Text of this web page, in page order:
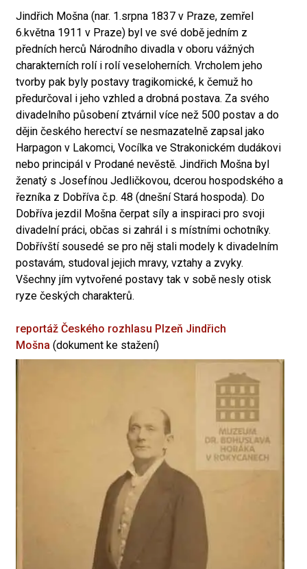
Jindřich Mošna (nar. 1.srpna 1837 v Praze, zemřel
6.května 1911 v Praze) byl ve své době jedním z
předních herců Národního divadla v oboru vážných
charakterních rolí i rolí veseloherních. Vrcholem jeho
tvorby pak byly postavy tragikomické, k čemuž ho
předurčoval i jeho vzhled a drobná postava. Za svého
divadelního působení ztvárnil více než 500 postav a do
dějin českého herectví se nesmazatelně zapsal jako
Harpagon v Lakomci, Vocílka ve Strakonickém dudákovi
nebo principál v Prodané nevěstě. Jindřich Mošna byl
ženatý s Josefínou Jedličkovou, dcerou hospodského a
řezníka z Dobříva č.p. 48 (dnešní Stará hospoda). Do
Dobříva jezdil Mošna čerpat síly a inspiraci pro svoji
divadelní práci, občas si zahrál i s místními ochotníky.
Dobřívští sousedé se pro něj stali modely k divadelním
postavám, studoval jejich mravy, vztahy a zvyky.
Všechny jím vytvořené postavy tak v sobě nesly otisk
ryze českých charakterů.
reportáž Českého rozhlasu Plzeň Jindřich
Mošna (dokument ke stažení)